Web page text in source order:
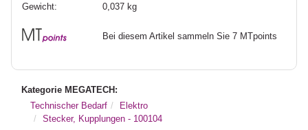
Gewicht:
0,037 kg
Bei diesem Artikel sammeln Sie 7 MTpoints
Kategorie MEGATECH:
Technischer Bedarf
Elektro
Stecker, Kupplungen - 100104